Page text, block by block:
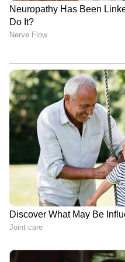
RECOMMENDED STORIES
'എന്റെ അനിയത്തി തന്നെ';
ബേബി സിറ്ററിന്
സ്വർണമാലയും ചെയിനും
സമ്മാനിച്ച് പേളി; ദിയ
കണ്ടുപഠിക്കെന്ന് കമന്റ്